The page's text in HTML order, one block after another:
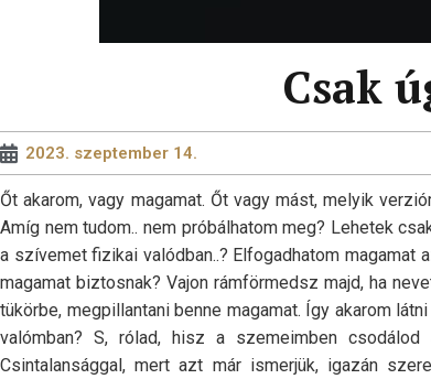
Csak
2023. szeptember 14.
Őt akarom, vagy magamat. Őt vagy mást, melyik
Amíg nem tudom.. nem próbálhatom meg? Lehetek
a szívemet fizikai valódban..? Elfogadhatom
magamat biztosnak? Vajon rámförmedsz majd, ha
tükörbe, megpillantani benne magamat. Így akarom
valómban? S, rólad, hisz a szemeimben
Csintalansággal, mert azt már ismerjük, igazán